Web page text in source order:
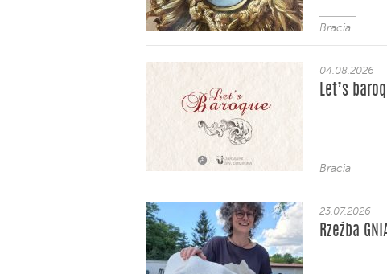
Bracia
04.08.2026
Let’s
Bracia
23.07.2026
Rzeźba